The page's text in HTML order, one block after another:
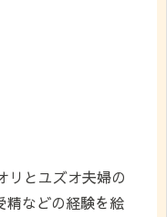
リとユズオ夫婦の
精などの経験を絵